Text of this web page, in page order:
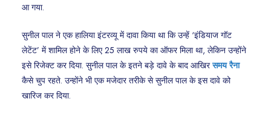
आ गया.
सुनील पाल ने एक हालिया इंटरव्यू में दावा किया था कि उन्हें ‘इंडियाज गॉट
लेटेंट’ में शामिल होने के लिए 25 लाख रुपये का ऑफर मिला था, लेकिन उन्होंने
इसे रिजेक्ट कर दिया. सुनील पाल के इतने बड़े दावे के बाद आखिरसमय रैना
कैसे चुप रहते. उन्होंने भी एक मजेदार तरीके से सुनील पाल के इस दावे को
खारिज कर दिया.